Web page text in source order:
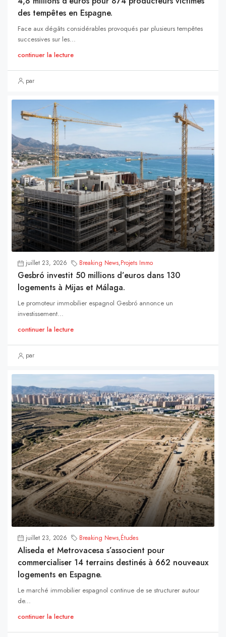
des tempêtes en Espagne.
Face aux dégâts considérables provoqués par plusieurs tempêtes
successives sur les...
continuer la lecture
par
juillet 23, 2026 Breaking News,Projets Immo
Gesbró investit 50 millions d’euros dans 130
logements à Mijas et Málaga.
Le promoteur immobilier espagnol Gesbró annonce un
investissement...
continuer la lecture
par
juillet 23, 2026 Breaking News,Études
Aliseda et Metrovacesa s’associent pour
commercialiser 14 terrains destinés à 662 nouveaux
logements en Espagne.
Le marché immobilier espagnol continue de se structurer autour
de...
continuer la lecture